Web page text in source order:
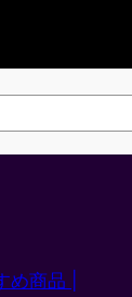
め商品 |